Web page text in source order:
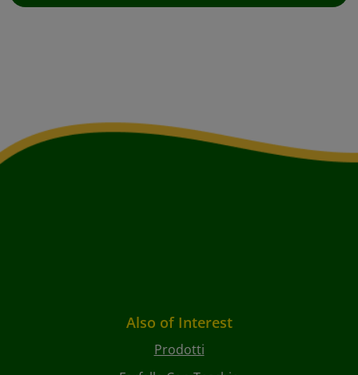
Also of Interest
Prodotti